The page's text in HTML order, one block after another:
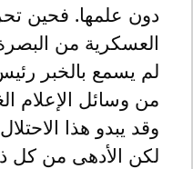
دون علمها. فحين
العسكرية من
لم يسمع بالخبر
من وسائل الإعلام
وقد يبدو هذا
لكن الأدهى من كل